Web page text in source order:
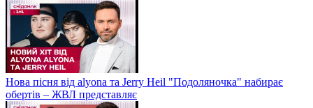
Нова пісня від alyona та Jerry Heil "Подоляночка" набирає
обертів – ЖВЛ представляє